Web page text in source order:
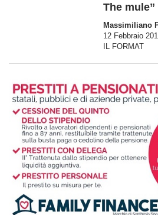
The
Massimiliano
12 Febbraio
IL FORMAT